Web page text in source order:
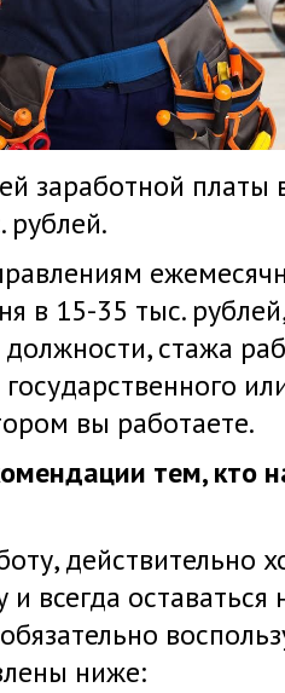
заработной платы
рублей.
в 15-35 тыс.
стажа
вы работаете.
тем, кто
действительно
всегда
ниже: